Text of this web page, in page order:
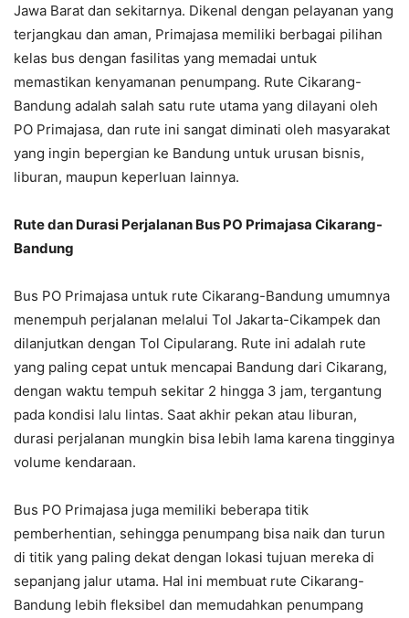
Jawa Barat dan sekitarnya. Dikenal dengan pelayanan yang
terjangkau dan aman, Primajasa memiliki berbagai pilihan
kelas bus dengan fasilitas yang memadai untuk
memastikan kenyamanan penumpang. Rute Cikarang-
Bandung adalah salah satu rute utama yang dilayani oleh
PO Primajasa, dan rute ini sangat diminati oleh masyarakat
yang ingin bepergian ke Bandung untuk urusan bisnis,
liburan, maupun keperluan lainnya.
Rute dan Durasi Perjalanan Bus PO Primajasa Cikarang-
Bandung
Bus PO Primajasa untuk rute Cikarang-Bandung umumnya
menempuh perjalanan melalui Tol Jakarta-Cikampek dan
dilanjutkan dengan Tol Cipularang. Rute ini adalah rute
yang paling cepat untuk mencapai Bandung dari Cikarang,
dengan waktu tempuh sekitar 2 hingga 3 jam, tergantung
pada kondisi lalu lintas. Saat akhir pekan atau liburan,
durasi perjalanan mungkin bisa lebih lama karena tingginya
volume kendaraan.
Bus PO Primajasa juga memiliki beberapa titik
pemberhentian, sehingga penumpang bisa naik dan turun
di titik yang paling dekat dengan lokasi tujuan mereka di
sepanjang jalur utama. Hal ini membuat rute Cikarang-
Bandung lebih fleksibel dan memudahkan penumpang